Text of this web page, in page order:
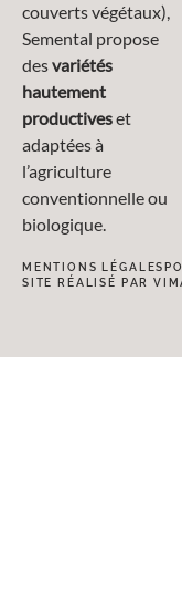
couverts végétaux),
Semental propose
desvariétés
hautement
productiveset
adaptées à
l’agriculture
conventionnelle ou
biologique.
MENTIONS LÉGALES
SITE RÉALISÉ PAR